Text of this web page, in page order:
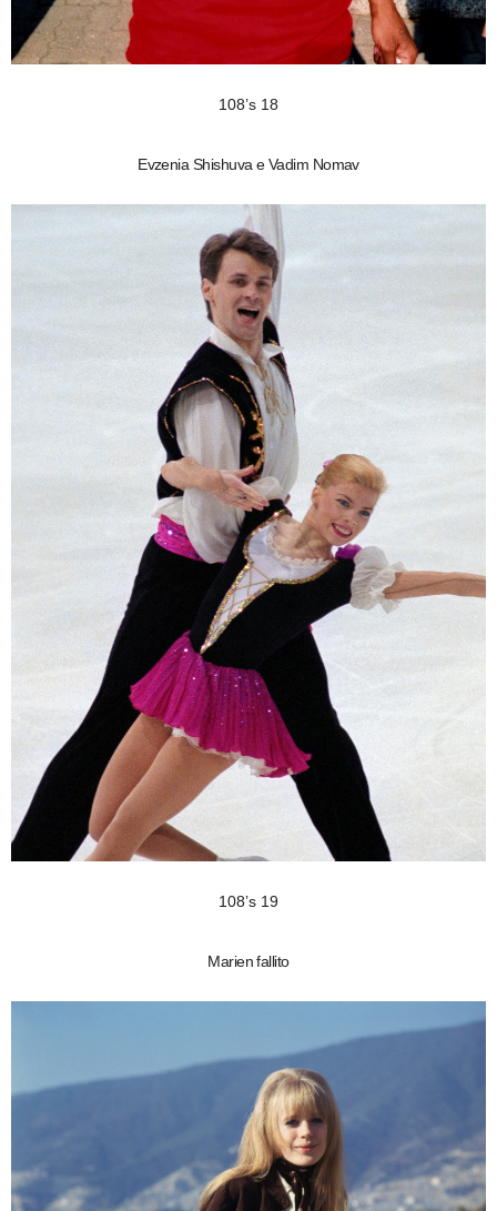
108’s 18
Evzenia Shishuva e Vadim Nomav
108’s 19
Marien fallito